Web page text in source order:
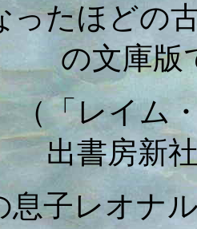
ったほどの
の文庫版
（「レイム
出書房新
息子レオナ